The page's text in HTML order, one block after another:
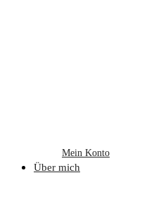
Mein Konto
Über mich